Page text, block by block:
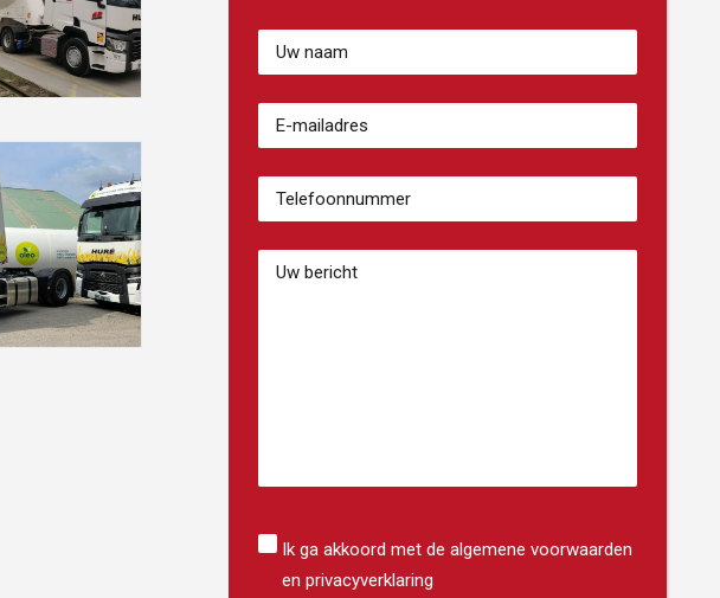
Votre
Nom(Vereist)
Adresse
email(Vereist)
Numéro
Bericht
Instemming
Ik ga akkoord met de algemene voorwaarden
en privacyverklaring